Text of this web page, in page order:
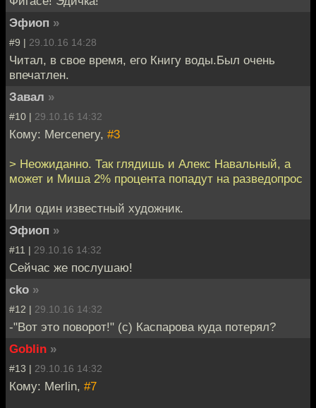
Эфиоп »
#9 | 29.10.16 14:28
Читал, в свое время, его Книгу воды.Был очень
впечатлен.
Завал »
#10 | 29.10.16 14:32
Кому: Mercenery, #3
> Неожиданно. Так глядишь и Алекс Навальный, а
может и Миша 2% процента попадут на разведопрос
Или один известный художник.
Эфиоп »
#11 | 29.10.16 14:32
Сейчас же послушаю!
cko »
#12 | 29.10.16 14:32
-"Вот это поворот!" (с) Каспарова куда потерял?
Goblin »
#13 | 29.10.16 14:32
Кому: Merlin, #7